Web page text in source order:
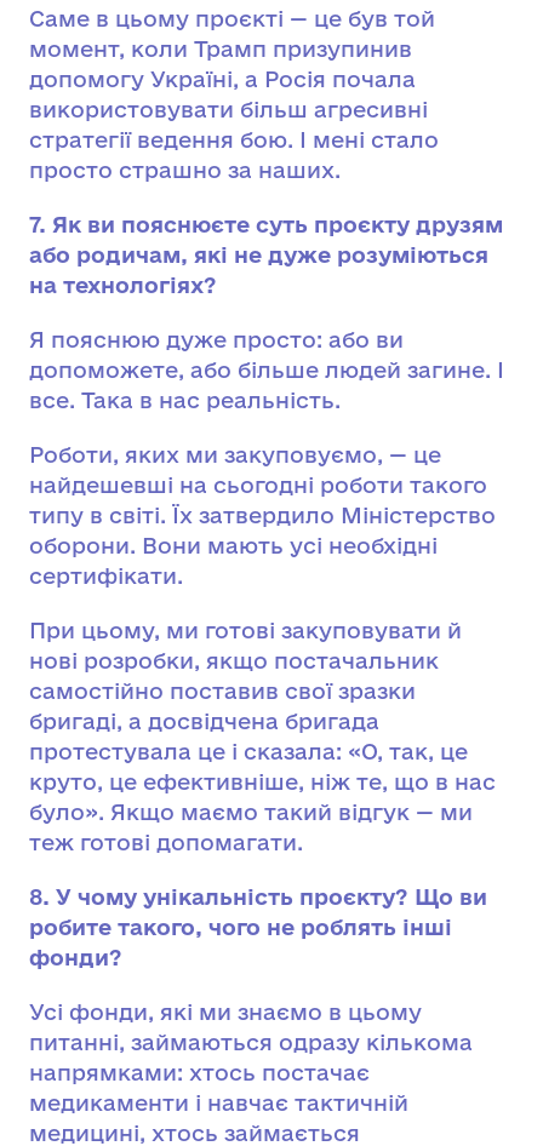
Саме в цьому проєкті — це був той
момент, коли Трамп призупинив
допомогу Україні, а Росія почала
використовувати більш агресивні
стратегії ведення бою. І мені стало
просто страшно за наших.
7. Як ви пояснюєте суть проєкту друзям
або родичам, які не дуже розуміються
на технологіях?
Я пояснюю дуже просто: або ви
допоможете, або більше людей загине. І
все. Така в нас реальність.
Роботи, яких ми закуповуємо, — це
найдешевші на сьогодні роботи такого
типу в світі. Їх затвердило Міністерство
оборони. Вони мають усі необхідні
сертифікати.
При цьому, ми готові закуповувати й
нові розробки, якщо постачальник
самостійно поставив свої зразки
бригаді, а досвідчена бригада
протестувала це і сказала: «О, так, це
круто, це ефективніше, ніж те, що в нас
було». Якщо маємо такий відгук — ми
теж готові допомагати.
8. У чому унікальність проєкту? Що ви
робите такого, чого не роблять інші
фонди?
Усі фонди, які ми знаємо в цьому
питанні, займаються одразу кількома
напрямками: хтось постачає
медикаменти і навчає тактичній
медицині, хтось займається